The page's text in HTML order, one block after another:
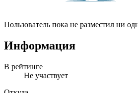
Пользователь пока не разместил ни
Информация
В рейтинге
Не участвует